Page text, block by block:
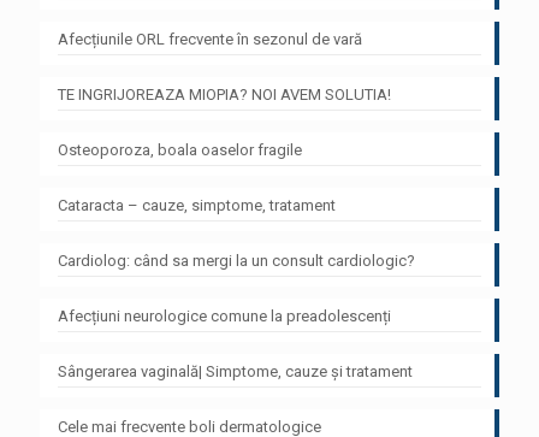
Afecțiunile ORL frecvente în sezonul de vară
TE INGRIJOREAZA MIOPIA? NOI AVEM SOLUTIA!
Osteoporoza, boala oaselor fragile
Cataracta – cauze, simptome, tratament
Cardiolog: când sa mergi la un consult cardiologic?
Afecțiuni neurologice comune la preadolescenți
Sângerarea vaginală| Simptome, cauze și tratament
Cele mai frecvente boli dermatologice